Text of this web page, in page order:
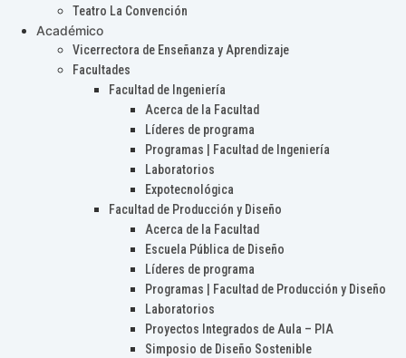
Teatro La Convención
Académico
Vicerrectora de Enseñanza y Aprendizaje
Facultades
Facultad de Ingeniería
Acerca de la Facultad
Líderes de programa
Programas | Facultad de Ingeniería
Laboratorios
Expotecnológica
Facultad de Producción y Diseño
Acerca de la Facultad
Escuela Pública de Diseño
Líderes de programa
Programas | Facultad de Producción y Diseño
Laboratorios
Proyectos Integrados de Aula – PIA
Simposio de Diseño Sostenible